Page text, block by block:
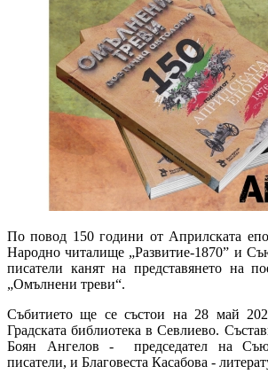
По повод 150 години от Априлската
Народно читалище „Развитие-1870” и
писатели канят на представянето на
„Омълнени треви“.
Събитието ще се състои на 28 май
Градската библиотека в Севлиево.
Боян Ангелов - председател на
писатели, и Благовеста Касабова -